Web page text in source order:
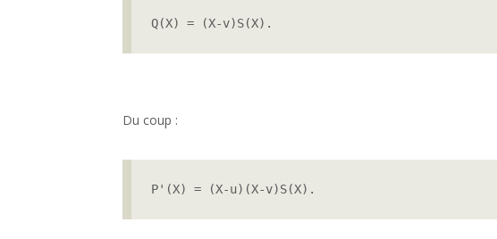
Q(X) = (X-v)S(X).
Du coup :
P'(X) = (X-u)(X-v)S(X).